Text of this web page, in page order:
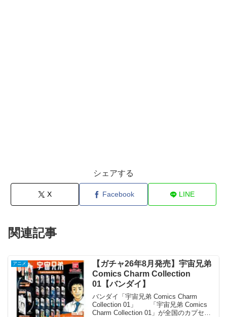
シェアする
X Facebook LINE
関連記事
アニメ
【ガチャ26年8月発売】宇宙兄弟
Comics Charm Collection
01【バンダイ】
バンダイ「宇宙兄弟 Comics Charm
Collection 01」 「宇宙兄弟 Comics
Charm Collection 01」が全国のカプセル